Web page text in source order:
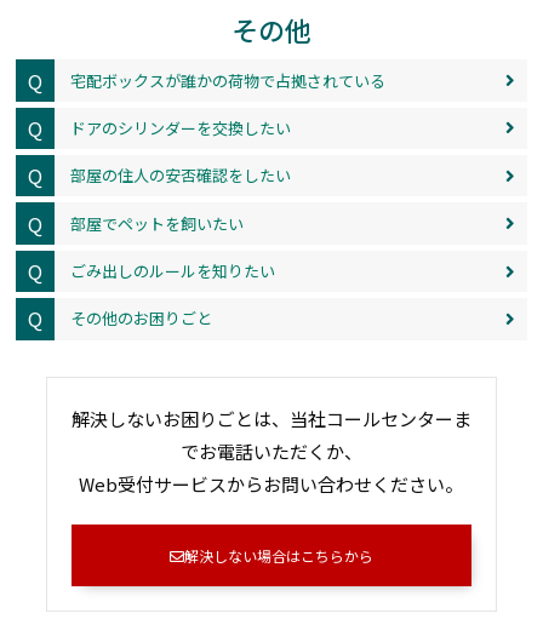
その他
Q 宅配ボックスが誰かの荷物で占拠されている
Q ドアのシリンダーを交換したい
Q 部屋の住人の安否確認をしたい
Q 部屋でペットを飼いたい
Q ごみ出しのルールを知りたい
Q その他のお困りごと
解決しないお困りごとは、当社コールセンターま
でお電話いただくか、
Web受付サービスからお問い合わせください。
解決しない場合はこちらから